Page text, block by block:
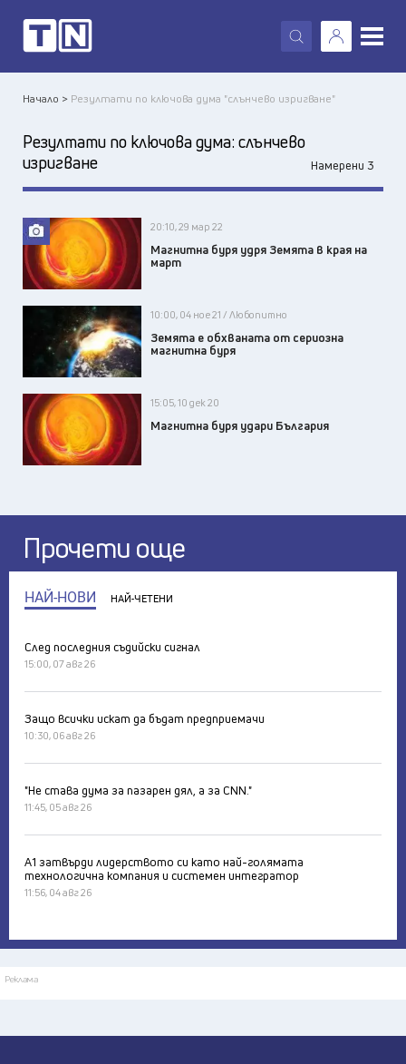
X
Начало > Резултати по ключова дума "слънчево изригване"
Резултати по ключова дума: слънчево
изригване
Намерени 3
20:10, 29 мар 22
Магнитна буря удря Земята в края на
март
10:00, 04 ное 21 / Любопитно
Земята е обхваната от сериозна
магнитна буря
15:05, 10 дек 20
Магнитна буря удари България
Прочети още
НАЙ-НОВИ НАЙ-ЧЕТЕНИ
След последния съдийски сигнал
15:00, 07 авг 26
Защо всички искат да бъдат предприемачи
10:30, 06 авг 26
"Не става дума за пазарен дял, а за CNN."
11:45, 05 авг 26
А1 затвърди лидерството си като най-голямата
технологична компания и системен интегратор
11:56, 04 авг 26
Реклама